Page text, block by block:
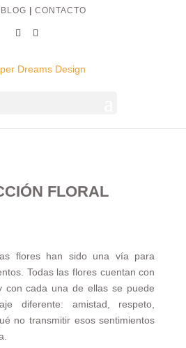
BLOG CONTACTO
FLORAL
flores han sido una vía para
Todas las flores cuentan con
con cada una de ellas se puede
diferente: amistad, respeto,
no transmitir esos sentimientos